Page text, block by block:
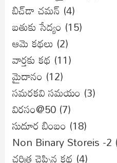
బిచ్‌డా చమన్ (4)
బతుకు సేద్యం (15)
ఆమె కథలు (2)
వార్తకు కథ (11)
మైదానం (12)
సమరకవి సమయం (3)
విరసం@50 (7)
సుదూర బింబం (18)
Non Binary Storeis -2
చరిత్ర చెప్పిన కథ (4)